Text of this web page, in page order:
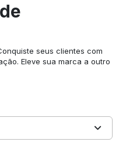
seus clientes com
Eleve sua marca a outro